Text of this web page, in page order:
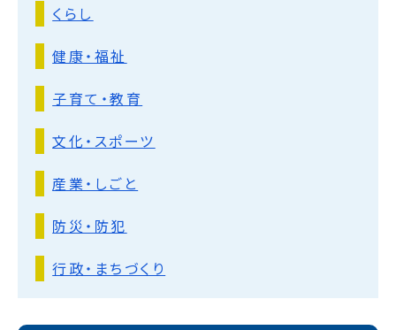
くらし
健康・福祉
子育て・教育
文化・スポーツ
産業・しごと
防災・防犯
行政・まちづくり